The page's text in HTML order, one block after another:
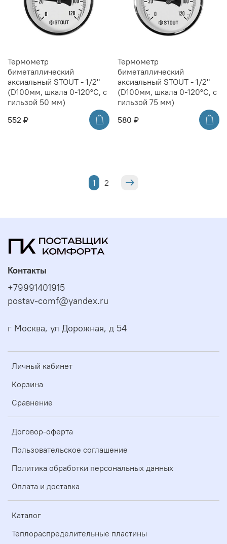
Термометр
биметаллический
аксиальный STOUT - 1/2"
(D100мм, шкала 0-120°C, с
гильзой 50 мм)
552 ₽
Термометр
биметаллический
аксиальный STOUT - 1/2"
(D100мм, шкала 0-120°C, с
гильзой 75 мм)
580 ₽
1 2
Личный кабинет
Корзина
Сравнение
Договор-оферта
Пользовательское соглашение
Политика обработки персональных данных
Оплата и доставка
Каталог
Теплораспределительные пластины
Контакты
+79991401915
postav-comf@yandex.ru
г Москва, ул Дорожная, д 54